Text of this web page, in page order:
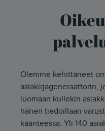
Olemme kehittäneet
asiakirjageneraattorin,
luomaan kullekin
hänen tiedoillaan
käänteessä. Yli 140